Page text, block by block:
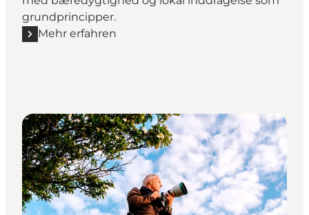
grundprincipper.
Mehr erfahren
Mehr erfahren "Strategisk-Fysisk Udviklingsplan -